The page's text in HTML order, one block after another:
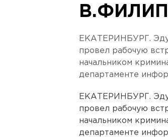
ЕКАТЕРИНБУРГ.
провел рабочую
начальником
департаменте
ЕКАТЕРИНБУРГ.
провел рабочую
начальником
департаменте